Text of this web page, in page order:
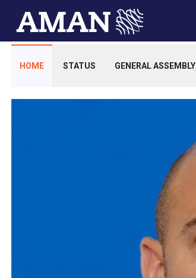
HOME STATUS GENERAL ASSEMBLY